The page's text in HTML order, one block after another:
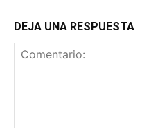
DEJA UNA RESPUESTA